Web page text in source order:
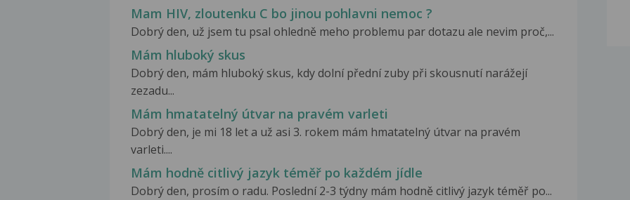
Mam HIV, zloutenku C bo jinou pohlavni nemoc ?
Dobrý den, už jsem tu psal ohledně meho problemu par dotazu ale nevim proč,...
Mám hluboký skus
Dobrý den, mám hluboký skus, kdy dolní přední zuby při skousnutí narážejí
zezadu...
Mám hmatatelný útvar na pravém varleti
Dobrý den, je mi 18 let a už asi 3. rokem mám hmatatelný útvar na pravém
varleti....
Mám hodně citlivý jazyk téměř po každém jídle
Dobrý den, prosím o radu. Poslední 2-3 týdny mám hodně citlivý jazyk téměř po...